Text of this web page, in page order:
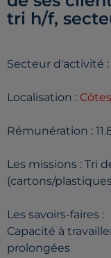
tri h/f,
Secteur d'activité
Localisation :
Rémunération :
Les missions : Tri
(cartons/
Les savoirs-faires :
Capacité à
prolongées